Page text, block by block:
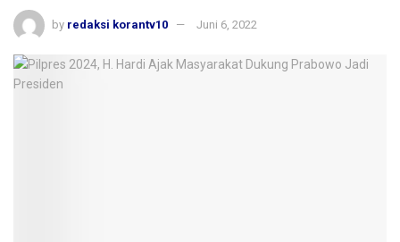
by redaksi korantv10 Juni 6, 2022